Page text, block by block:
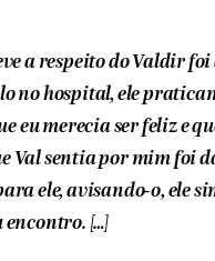
a respeito do Valdir
no hospital, ele
eu merecia ser feliz e
Val sentia por mim foi
ele, avisando-o, ele
encontro. […]